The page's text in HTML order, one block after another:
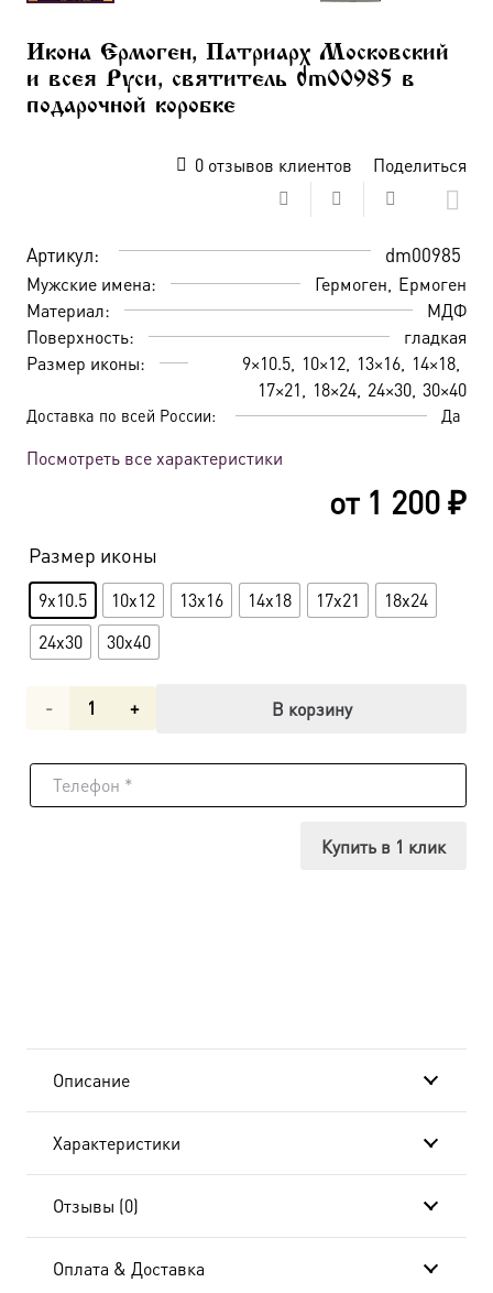
Икона Ермоген, Патриарх Московский
и всея Руси, святитель dm00985 в
подарочной коробке
0отзывов клиентов Поделиться
Артикул: dm00985
Мужские имена: Гермоген Ермоген
Материал:
МДФ
Поверхность:
гладкая
Размер иконы:
9×10.5 10×12 13×16 14×18
17×21
18×24 24×30 30×40
Доставка по всей России: Да
Посмотреть все характеристики
от 1 200₽
Размер иконы
9x10.5 10x12 13x16 14x18 17x21
18x24
24x30
30x40
Количество
Икона
dm00985
подарочной
коробке
В корзину
Купить в 1 клик
Описание
Характеристики
Отзывы (0)
Оплата & Доставка